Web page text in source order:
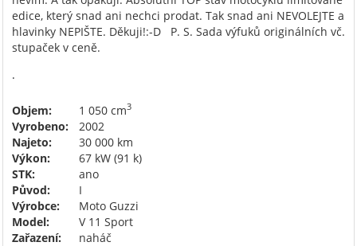
edice, který snad ani nechci prodat. Tak snad ani NEVOLEJTE a
hlavinky NEPIŠTE. Děkuji!:-D P. S. Sada výfuků originálních vč.
stupaček v ceně.
.
Objem: 1 050 cm3
Vyrobeno:
2002
Najeto:
30 000 km
Výkon:
67 kW (91 k)
STK:
ano
Původ:
I
Výrobce:
Moto Guzzi
Model:
V 11 Sport
Zařazení:
naháč